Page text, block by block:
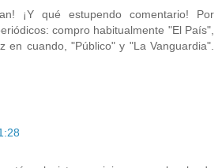
¡Y qué estupendo comentario! Por
compro habitualmente "El País",
en cuando, "Público" y "La Vanguardia".